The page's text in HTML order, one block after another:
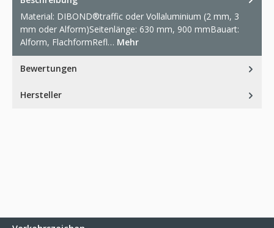
Material: DIBOND®traffic oder Vollaluminium (2 mm, 3
mm oder Alform)Seitenlänge: 630 mm, 900 mmBauart:
Alform, FlachformRefl… Mehr
Bewertungen
Hersteller